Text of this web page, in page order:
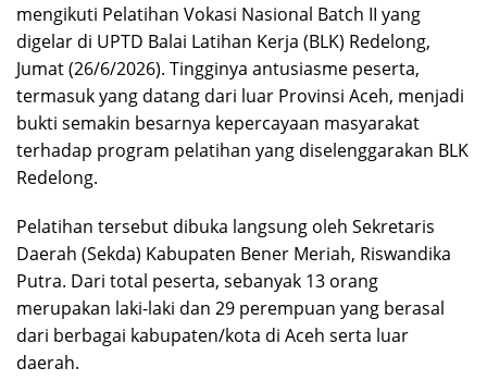
mengikuti Pelatihan Vokasi Nasional Batch II yang
digelar di UPTD Balai Latihan Kerja (BLK) Redelong,
Jumat (26/6/2026). Tingginya antusiasme peserta,
termasuk yang datang dari luar Provinsi Aceh, menjadi
bukti semakin besarnya kepercayaan masyarakat
terhadap program pelatihan yang diselenggarakan BLK
Redelong.
Pelatihan tersebut dibuka langsung oleh Sekretaris
Daerah (Sekda) Kabupaten Bener Meriah, Riswandika
Putra. Dari total peserta, sebanyak 13 orang
merupakan laki-laki dan 29 perempuan yang berasal
dari berbagai kabupaten/kota di Aceh serta luar
daerah.